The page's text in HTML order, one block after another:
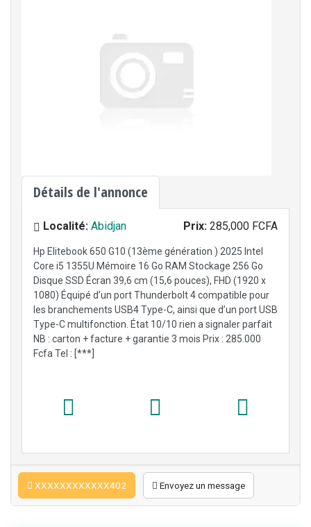
Détails de l'annonce
Localité: Abidjan Prix: 285,000 FCFA
Hp Elitebook 650 G10 (13ème génération ) 2025 Intel
Core i5 1355U Mémoire 16 Go RAM Stockage 256 Go
Disque SSD Écran 39,6 cm (15,6 pouces), FHD (1920 x
1080) Équipé d’un port Thunderbolt 4 compatible pour
les branchements USB4 Type-C, ainsi que d’un port USB
Type-C multifonction. État 10/10 rien a signaler parfait
NB : carton + facture + garantie 3 mois Prix : 285.000
Fcfa Tel : [***]
XXXXXXXXXXXX402 Envoyez un message